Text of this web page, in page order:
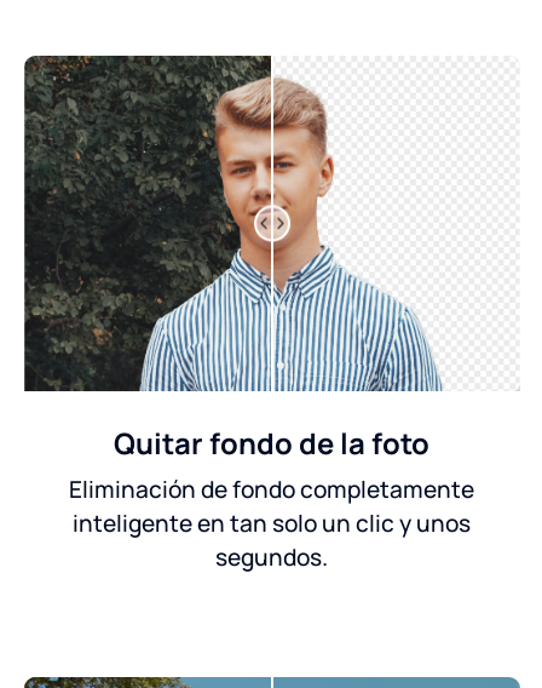
Quitar fondo de la foto
Eliminación de fondo completamente
inteligente en tan solo un clic y unos
segundos.